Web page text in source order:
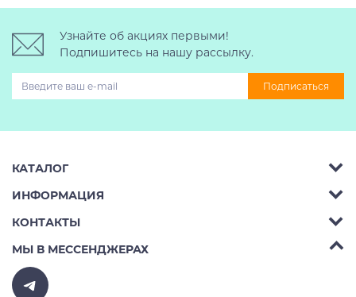
Узнайте об акциях первыми!
Подпишитесь на нашу рассылку.
Подписаться
КАТАЛОГ
Багажник на крышу авто
Автобоксы
Крепления велосипедов на авто
Крепления лыж и сноубордов на авто
ИНФОРМАЦИЯ
Аренда
Ремонт
Доставка
КОНТАКТЫ
Телефон: 8 (495) 2367486
Бесплатно РФ:
МЫ В МЕССЕНДЖЕРАХ